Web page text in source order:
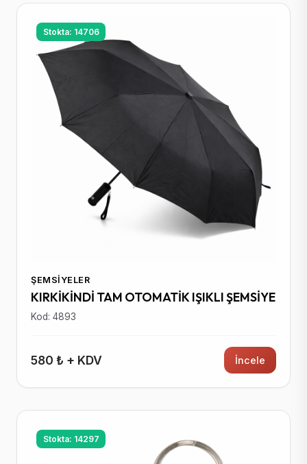
Stokta: 14706
ŞEMSIYELER
KIRKİKİNDİ TAM OTOMATİK IŞIKLI ŞEMSİYE
Kod: 4893
580 ₺ + KDV İncele
Stokta: 14297